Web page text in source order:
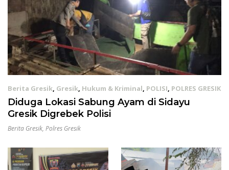
Berita Gresik, Gresik, Hukum & Kriminal, POLISI, POLRES GRESIK
29/09/2024
Diduga Lokasi Sabung Ayam di Sidayu
Gresik Digrebek Polisi
Berita Gresik, Polres Gresik